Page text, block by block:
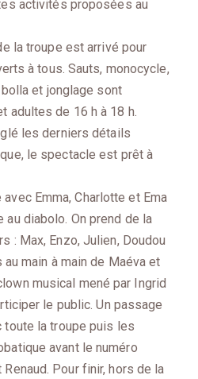
activités proposées au
la troupe est arrivé pour
à tous. Sauts, monocycle,
et jonglage sont
adultes de 16 h à 18 h.
les derniers détails
le spectacle est prêt à
Emma, Charlotte et Ema
diabolo. On prend de la
: Max, Enzo, Julien, Doudou
main à main de Maéva et
musical mené par Ingrid
le public. Un passage
toute la troupe puis les
avant le numéro
Pour finir, hors de la